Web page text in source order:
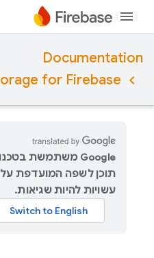
Documentation
for Firebase
תוכן לשפה המועדפת
עשויות להיות שגיאות.